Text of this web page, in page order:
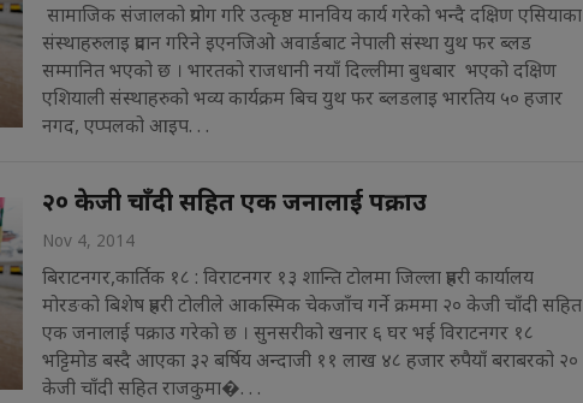
सामाजिक संजालको प्रयोग गरि उत्कृष्ठ मानविय कार्य गरेको भन्दै दक्षिण एसियाका
संस्थाहरुलाइ प्रदान गरिने इएनजिओ अवार्डबाट नेपाली संस्था युथ फर ब्लड
सम्मानित भएको छ । भारतको राजधानी नयाँ दिल्लीमा बुधबार भएको दक्षिण
एशियाली संस्थाहरुको भव्य कार्यक्रम बिच युथ फर ब्लडलाइ भारतिय ५० हजार
नगद, एप्पलको आइप. . .
२० केजी चाँदी सहित एक जनालाई पक्राउ
Nov 4, 2014
बिराटनगर,कार्तिक १८ : विराटनगर १३ शान्ति टोलमा जिल्ला प्रहरी कार्यालय
मोरङको बिशेष प्रहरी टोलीले आकस्मिक चेकजाँच गर्ने क्रममा २० केजी चाँदी सहित
एक जनालाई पक्राउ गरेको छ । सुनसरीको खनार ६ घर भई विराटनगर १८
भट्टिमोड बस्दै आएका ३२ बर्षिय अन्दाजी ११ लाख ४८ हजार रुपैयाँ बराबरको २०
केजी चाँदी सहित राजकुमा�. . .